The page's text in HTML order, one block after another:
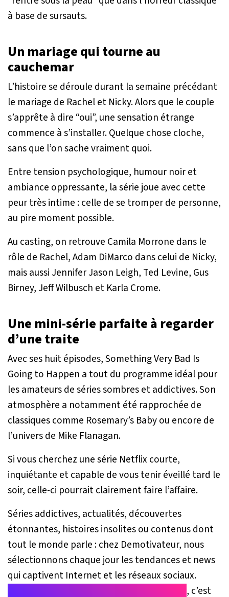
à base de sursauts.
Un mariage qui tourne au
cauchemar
L’histoire se déroule durant la semaine précédant
le mariage de Rachel et Nicky. Alors que le couple
s’apprête à dire “oui”, une sensation étrange
commence à s’installer. Quelque chose cloche,
sans que l’on sache vraiment quoi.
Entre tension psychologique, humour noir et
ambiance oppressante, la série joue avec cette
peur très intime : celle de se tromper de personne,
au pire moment possible.
Au casting, on retrouve Camila Morrone dans le
rôle de Rachel, Adam DiMarco dans celui de Nicky,
mais aussi Jennifer Jason Leigh, Ted Levine, Gus
Birney, Jeff Wilbusch et Karla Crome.
Une mini-série parfaite à regarder
d’une traite
Avec ses huit épisodes,Something Very Bad Is
Going to Happen a tout du programme idéal pour
les amateurs de séries sombres et addictives. Son
atmosphère a notamment été rapprochée de
classiques comme Rosemary’s Babyou encore de
l’univers de Mike Flanagan.
Si vous cherchez une série Netflix courte,
inquiétante et capable de vous tenir éveillé tard le
soir, celle-ci pourrait clairement faire l’affaire.
Séries addictives, actualités, découvertes
étonnantes, histoires insolites ou contenus dont
tout le monde parle : chez Demotivateur, nous
sélectionnons chaque jour les tendances et news
qui captivent Internet et les réseaux sociaux.
, c’est